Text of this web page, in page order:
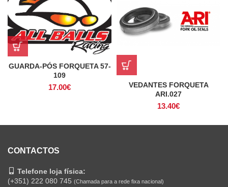
GUARDA-PÓS FORQUETA 57-
109
17.00€
VEDANTES FORQUETA
ARI.027
13.40€
CONTACTOS
Telefone loja física:
(+351) 222 080 745 (Chamada para a rede fixa nacional)